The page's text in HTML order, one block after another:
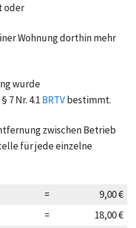
oder
Wohnung dorthin mehr
wurde
7 Nr. 4.1 BRTVbestimmt.
zwischen Betrieb
für jede einzelne
=
9,00 €
=
18,00 €